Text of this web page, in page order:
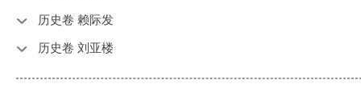
历史卷 赖际发
历史卷 刘亚楼